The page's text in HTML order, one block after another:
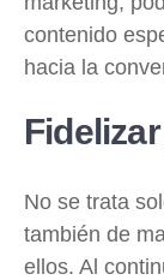
contenido
hacia la
No se trata
también de
ellos. Al